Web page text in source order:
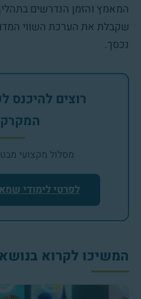
המאמץ והזמן הנדרשים
שקבלת את הערכת השווי
נכסך.
רוצים להיכנס
מסלול מקצועי
לפרטי לימודי
המשיכו לקרוא